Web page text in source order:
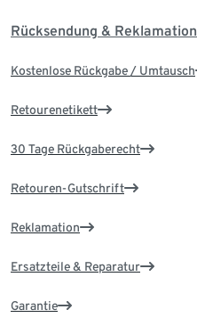
Rücksendung & Reklamation
Kostenlose Rückgabe / Umtausch
Retourenetikett
30 Tage Rückgaberecht
Retouren-Gutschrift
Reklamation
Ersatzteile & Reparatur
Garantie